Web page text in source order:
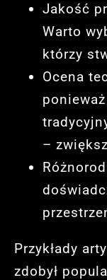
Jakość
Warto
którzy
Ocena
–
Przykłady
zdobył